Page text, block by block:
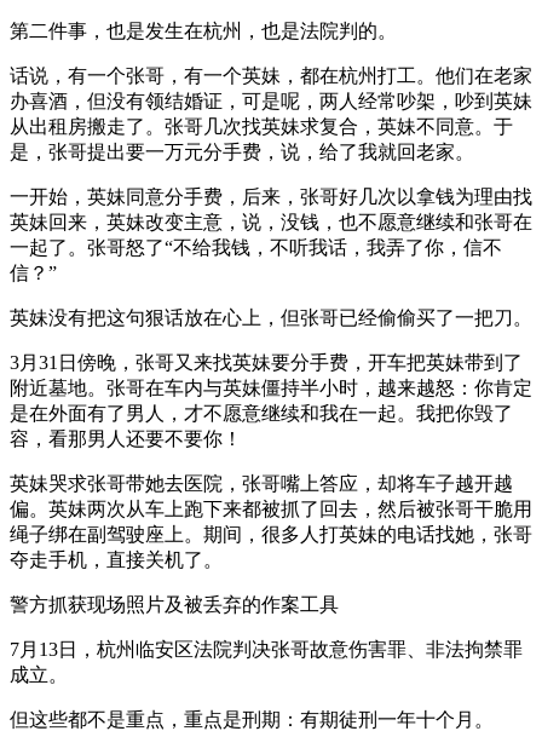
第二件事，也是发生在杭州，也是法院判的。
话说，有一个张哥，有一个英妹，都在杭州打工。他们在老家
办喜酒，但没有领结婚证，可是呢，两人经常吵架，吵到英妹
从出租房搬走了。张哥几次找英妹求复合，英妹不同意。于
是，张哥提出要一万元分手费，说，给了我就回老家。
一开始，英妹同意分手费，后来，张哥好几次以拿钱为理由找
英妹回来，英妹改变主意，说，没钱，也不愿意继续和张哥在
一起了。张哥怒了“不给我钱，不听我话，我弄了你，信不
信？”
英妹没有把这句狠话放在心上，但张哥已经偷偷买了一把刀。
3月31日傍晚，张哥又来找英妹要分手费，开车把英妹带到了
附近墓地。张哥在车内与英妹僵持半小时，越来越怒：你肯定
是在外面有了男人，才不愿意继续和我在一起。我把你毁了
容，看那男人还要不要你！
英妹哭求张哥带她去医院，张哥嘴上答应，却将车子越开越
偏。英妹两次从车上跑下来都被抓了回去，然后被张哥干脆用
绳子绑在副驾驶座上。期间，很多人打英妹的电话找她，张哥
夺走手机，直接关机了。
警方抓获现场照片及被丢弃的作案工具
7月13日，杭州临安区法院判决张哥故意伤害罪、非法拘禁罪
成立。
但这些都不是重点，重点是刑期：有期徒刑一年十个月。